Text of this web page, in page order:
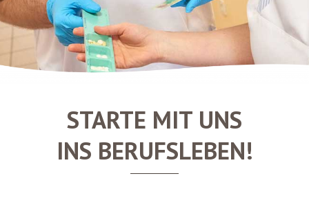
STARTE MIT UNS
INS BERUFSLEBEN!